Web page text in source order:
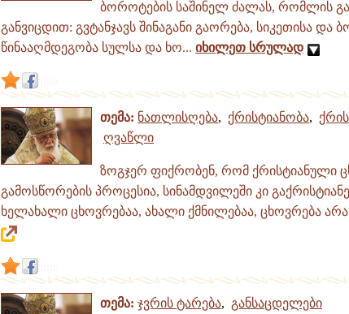
ბოროტების საშინელ ძალას, რომლის
განვიცდით: გვტანჯავს შინაგანი გაორება, სიკეთისა და
წინააღმდეგობა სულსა და ხო... იხილეთ სრულად
თემა: ნათლისღება, ქრისტიანობა,
ღვაწლი
ზოგჯერ ფიქრობენ, რომ ქრისტიანული
გამოსწორების პროცესია, სინამდვილეში კი
ხელახალი ცხოვრებაა, ახალი ქმნილებაა, ცხოვრება არა
თემა: ჯვრის ტარება, განსაცდელები